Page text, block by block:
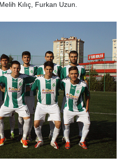
Kılıç, Furkan Uzun.